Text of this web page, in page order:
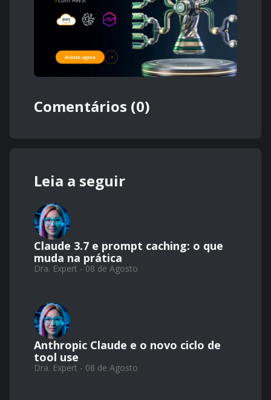
Comentários (0)
Leia a seguir
Claude 3.7 e prompt caching: o que
muda na prática
Dra. Expert - 08 de Agosto
Anthropic Claude e o novo ciclo de
tool use
Dra. Expert - 08 de Agosto